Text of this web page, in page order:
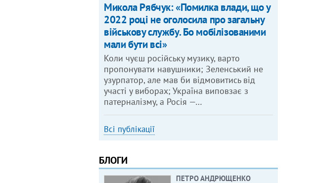
Микола Рябчук: «Помилка влади, що у
2022 році не оголосила про загальну
військову службу. Бо мобілізованими
мали бути всі»
Коли чуєш російську музику, варто
пропонувати навушники; Зеленський не
узурпатор, але мав би відмовитись від
участі у виборах; Україна виповзає з
патерналізму, а Росія —…
Всі публікації
БЛОГИ
ПЕТРО АНДРЮЩЕНКО